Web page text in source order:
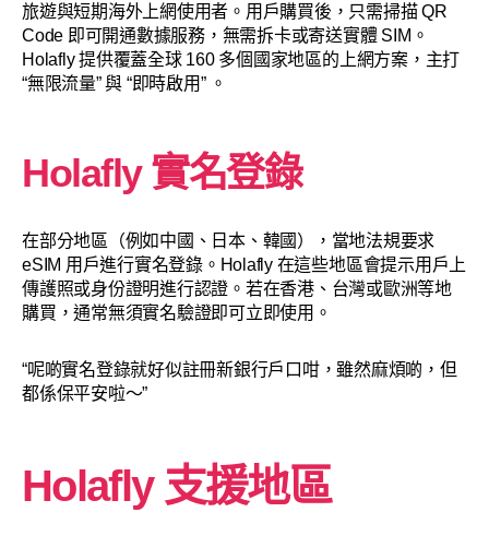
旅遊與短期海外上網使用者。用戶購買後，只需掃描 QR
Code 即可開通數據服務，無需拆卡或寄送實體 SIM。
Holafly 提供覆蓋全球 160 多個國家地區的上網方案，主打
“無限流量” 與 “即時啟用” 。
Holafly 實名登錄
在部分地區（例如中國、日本、韓國），當地法規要求
eSIM 用戶進行實名登錄。Holafly 在這些地區會提示用戶上
傳護照或身份證明進行認證。若在香港、台灣或歐洲等地
購買，通常無須實名驗證即可立即使用。
“呢啲實名登錄就好似註冊新銀行戶口咁，雖然麻煩啲，但
都係保平安啦～”
Holafly 支援地區